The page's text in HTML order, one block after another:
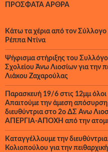
ΠΡΌΣΦΑΤΑ ΆΡΘΡΑ
Κάτω τα χέρια από τον
Ρέππα Ντίνα
Ψήφισμα στήριξης του
Σχολείου Άνω Λιοσίων για την
Λιάκου Ζαχαρούλας
Παρασκευή 19/6 στις 12μμ
Απαιτούμε την άμεση
διευθύντρια στο 2ο ΔΣ Άνω
ΑΠΕΡΓΙΑ-ΑΠΟΧΗ από την
Καταγγέλλουμε την
Κολιοπούλου για την